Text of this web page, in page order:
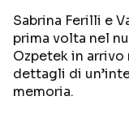
Streaming
NETFLIX
AMAZON PRIME
Sabrina Ferilli e
prima volta nel
Ozpetek in arrivo
dettagli di
memoria.